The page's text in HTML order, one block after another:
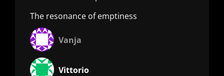
The resonance of emptiness
Vanja
Vittorio